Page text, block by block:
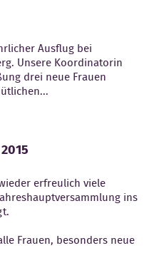
Ausflug bei
Unsere Koordinatorin
drei neue Frauen
erfreulich viele
ins
Frauen, besonders neue